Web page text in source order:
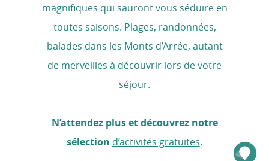
magnifiques qui sauront vous séduire en
toutes saisons. Plages, randonnées,
balades dans les Monts d’Arrée, autant
de merveilles à découvrir lors de votre
séjour.
N’attendez plus et découvrez notre
sélection d’activités gratuites.